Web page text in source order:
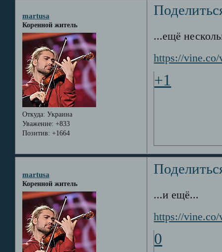
martusa
Коренной житель
Откуда: Украина
Уважение: +833
Позитив: +1664
...ещё
https://
+1
martusa
Коренной житель
...и ещё...
https://
0